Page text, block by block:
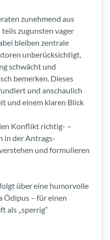
zunehmend aus
zugunsten vager
bleiben zentrale
unberücksichtigt,
schwächt und
bemerken. Dieses
und anschaulich
und einem klaren Blick
Konflikt richtig- –
in der Antrags-
und formulieren
über eine humorvolle
Ödipus – für einen
als „sperrig“